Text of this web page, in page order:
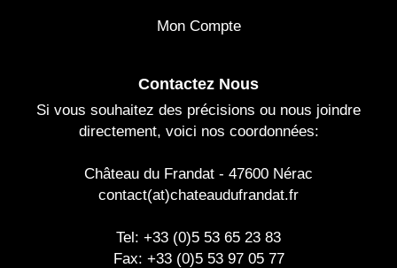
Mon Compte
Contactez Nous
Si vous souhaitez des précisions ou nous joindre
directement, voici nos coordonnées:
Château du Frandat - 47600 Nérac
contact(at)chateaudufrandat.fr
Tel: +33 (0)5 53 65 23 83
Fax: +33 (0)5 53 97 05 77